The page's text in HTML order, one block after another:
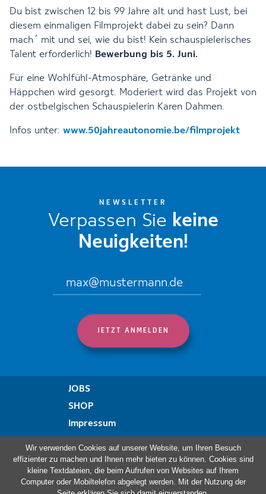
Du bist zwischen 12 bis 99 Jahre alt und hast Lust, bei
diesem einmaligen Filmprojekt dabei zu sein? Dann
mach´ mit und sei, wie du bist! Kein schauspielerisches
Talent erforderlich! Bewerbung bis 5. Juni.
Für eine Wohlfühl-Atmosphäre, Getränke und
Häppchen wird gesorgt. Moderiert wird das Projekt von
der ostbelgischen Schauspielerin Karen Dahmen.
Infos unter: www.50jahreautonomie.be/filmprojekt
NEWSLETTER
Verpassen Sie keine
Neuigkeiten!
JOBS
SHOP
Impressum
Erklärung zur Barrierefreiheit
Beschwerdeformular
Wir verwenden Cookies auf unserer Website, um Ihren Besuch
effizienter zu machen und Ihnen mehr bieten zu können. Cookies sind
kleine Textdateien, die beim Aufrufen von Websites auf Ihrem
Computer oder Mobiltelefon abgelegt werden. Mit der Nutzung der